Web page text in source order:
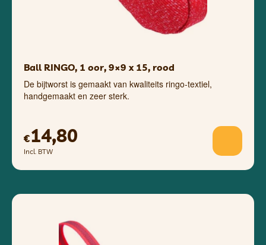
Ball RINGO, 1 oor, 9×9 x 15, rood
De bijtworst is gemaakt van kwaliteits ringo-textiel,
handgemaakt en zeer sterk.
€14,80
Incl. BTW